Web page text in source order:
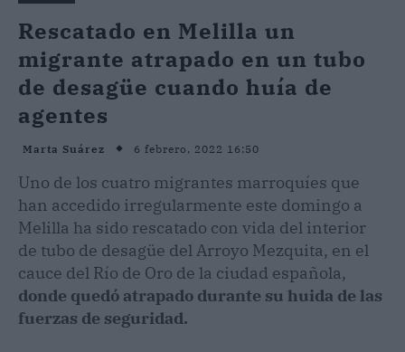
Rescatado en Melilla un
migrante atrapado en un tubo
de desagüe cuando huía de
agentes
Marta Suárez 6 febrero, 2022 16:50
Uno de los cuatro migrantes marroquíes que
han accedido irregularmente este domingo a
Melilla ha sido rescatado con vida del interior
de tubo de desagüe del Arroyo Mezquita, en el
cauce del Río de Oro de la ciudad española,
donde quedó atrapado durante su huida de las
fuerzas de seguridad.